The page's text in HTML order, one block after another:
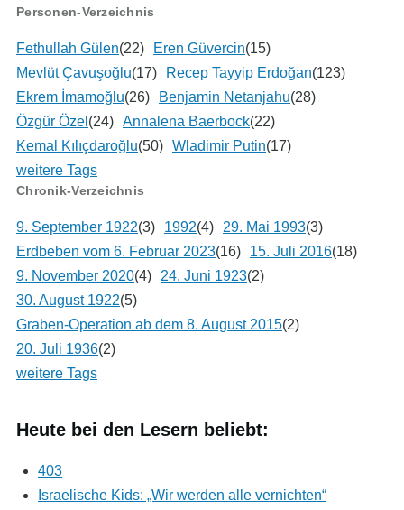
Personen-Verzeichnis
Fethullah Gülen(22) Eren Güvercin(15)
Mevlüt Çavuşoğlu(17) Recep Tayyip Erdoğan(123)
Ekrem İmamoğlu(26) Benjamin Netanjahu(28)
Özgür Özel (24) Annalena Baerbock(22)
Kemal Kılıçdaroğlu(50) Wladimir Putin(17)
weitere Tags
Chronik-Verzeichnis
9. September 1922(3) 1992(4) 29. Mai 1993(3)
Erdbeben vom 6. Februar 2023(16) 15. Juli 2016(18)
9. November 2020(4) 24. Juni 1923(2)
30. August 1922(5)
Graben-Operation ab dem 8. August 2015(2)
20. Juli 1936(2)
weitere Tags
Heute bei den Lesern beliebt:
403
Israelische Kids: „Wir werden alle vernichten“